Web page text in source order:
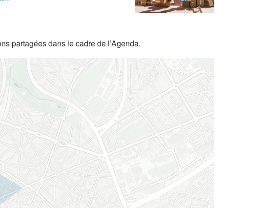
partagées dans le cadre de l’Agenda.